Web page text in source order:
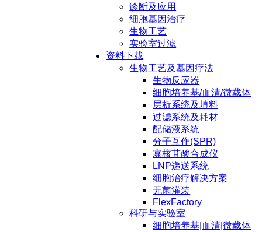
诊断及应用
细胞基因治疗
生物工艺
实验室过滤
资料下载
生物工艺及基因疗法
生物反应器
细胞培养基/血清/微载体
层析系统及填料
过滤系统及耗材
配储液系统
分子互作(SPR)
寡核苷酸合成仪
LNP递送系统
细胞治疗解决方案
无菌灌装
FlexFactory
科研与实验室
细胞培养基|血清|微载体